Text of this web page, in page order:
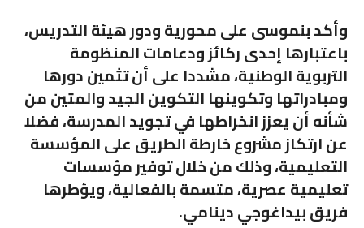
وأكد بنموسى على محورية ودور هيئة التدريس،
باعتبارها إحدى ركائز ودعامات المنظومة
التربوية الوطنية، مشددا على أن تثمين دورها
ومبادراتها وتكوينها التكوين الجيد والمتين من
شأنه أن يعزز انخراطها في تجويد المدرسة، فضلا
عن ارتكاز مشروع خارطة الطريق على المؤسسة
التعليمية، وذلك من خلال توفير مؤسسات
تعليمية عصرية، متسمة بالفعالية، ويؤطرها
فريق بيداغوجي دينامي.